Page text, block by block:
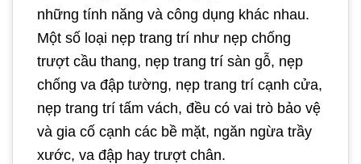
những tính năng và công dụng khác nhau.
Một số loại nẹp trang trí như nẹp chống
trượt cầu thang, nẹp trang trí sàn gỗ, nẹp
chống va đập tường, nẹp trang trí cạnh cửa,
nẹp trang trí tấm vách, đều có vai trò bảo vệ
và gia cố cạnh các bề mặt, ngăn ngừa trầy
xước, va đập hay trượt chân.